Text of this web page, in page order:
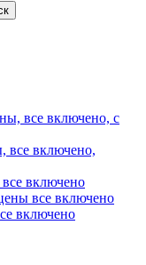
все включено, с
все включено,
включено
все включено
включено